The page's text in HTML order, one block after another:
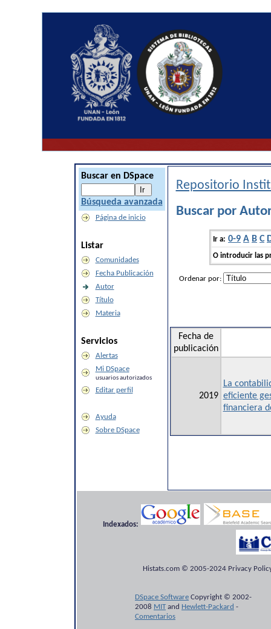
Buscar en DSpace
Búsqueda avanzada
Página de inicio
Listar
Comunidades
Fecha Publicación
Autor
Título
Materia
Servicios
Alertas
Mi DSpace
usuarios autorizados
Editar perfil
Ayuda
Sobre DSpace
Repositorio
Buscar por
Ir a: 0-9 A B C
O introducir las
Ordenar por:
Fecha de
publicación
2019
La
eficiente
financiera
Indexados:
Histats.com © 2005-2024 Privacy
DSpace Software Copyright © 2002-
2008 MITand Hewlett-Packard -
Comentarios